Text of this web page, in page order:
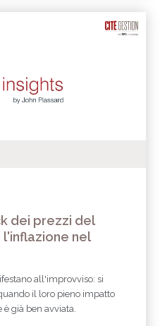
dei prezzi del
nel
all'improvviso: si
il loro pieno impatto
già ben avviata.